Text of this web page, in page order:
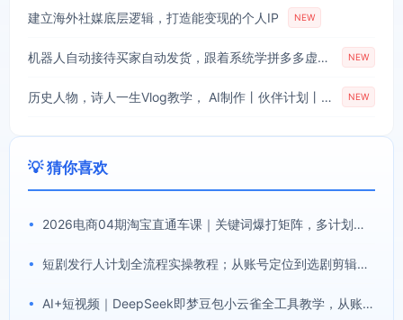
建立海外社媒底层逻辑，打造能变现的个人IP NEW
机器人自动接待买家自动发货，跟着系统学拼多多虚拟月入1-5万 NEW
历史人物，诗人一生Vlog教学， AI制作丨伙伴计划丨精选收益丨商单收徒 ，新领域红利期，抓紧做 NEW
💡 猜你喜欢
• 2026电商04期淘宝直通车课｜关键词爆打矩阵，多计划低出价，新品爆款差异化投放实操教学
• 短剧发行人计划全流程实操教程；从账号定位到选剧剪辑再到发布技巧，零基础也能快速上手出单
• AI+短视频｜DeepSeek即梦豆包小云雀全工具教学，从账号定位到剪映剪辑，零基础也能快速上手做爆款